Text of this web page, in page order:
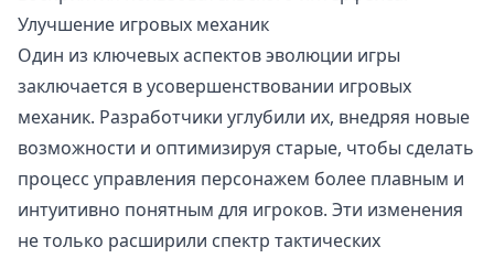
Улучшение игровых механик
Один из ключевых аспектов эволюции игры
заключается в усовершенствовании игровых
механик. Разработчики углубили их, внедряя новые
возможности и оптимизируя старые, чтобы сделать
процесс управления персонажем более плавным и
интуитивно понятным для игроков. Эти изменения
не только расширили спектр тактических